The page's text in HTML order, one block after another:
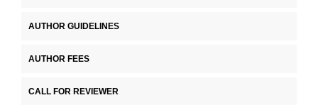
AUTHOR GUIDELINES
AUTHOR FEES
CALL FOR REVIEWER